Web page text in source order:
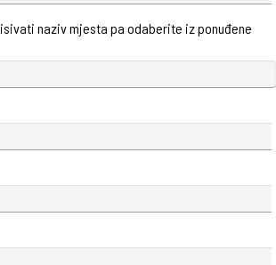
naziv mjesta pa odaberite iz ponuđene